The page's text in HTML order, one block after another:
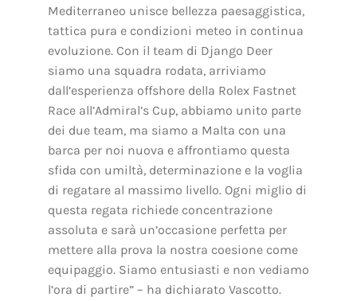
Mediterraneo unisce bellezza paesaggistica,
tattica pura e condizioni meteo in continua
evoluzione. Con il team di Django Deer
siamo una squadra rodata, arriviamo
dall’esperienza offshore della Rolex Fastnet
Race all’Admiral’s Cup, abbiamo unito parte
dei due team, ma siamo a Malta con una
barca per noi nuova e affrontiamo questa
sfida con umiltà, determinazione e la voglia
di regatare al massimo livello. Ogni miglio di
questa regata richiede concentrazione
assoluta e sarà un’occasione perfetta per
mettere alla prova la nostra coesione come
equipaggio. Siamo entusiasti e non vediamo
l’ora di partire” – ha dichiarato Vascotto.